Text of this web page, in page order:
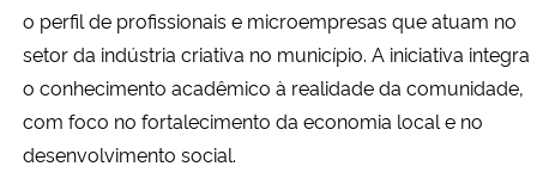
Secretaria-Geral
Secretaria de Governo
o perfil de profissionais e microempresas que atuam no
setor da indústria criativa no município. A iniciativa integra
o conhecimento acadêmico à realidade da comunidade,
com foco no fortalecimento da economia local e no
desenvolvimento social.